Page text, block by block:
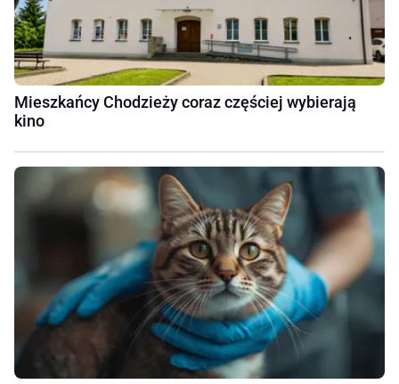
Mieszkańcy Chodzieży coraz częściej wybierają
kino